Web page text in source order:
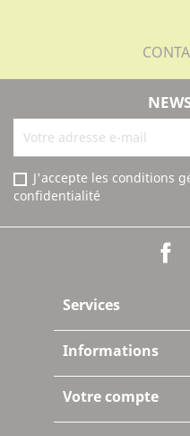
J'accepte les conditions
confidentialité
Services
Informations
Votre compte